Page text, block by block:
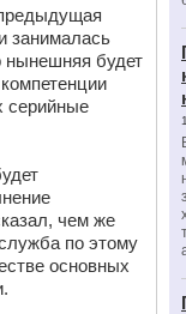
занималась
нынешняя будет
серийные
чем же
по этому
основных